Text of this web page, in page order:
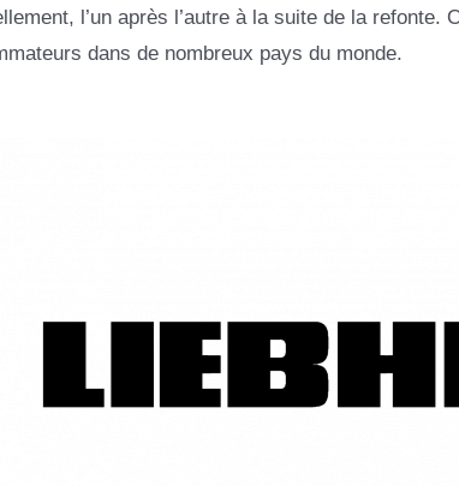
l’un après l’autre à la suite de la
dans de nombreux pays du monde.